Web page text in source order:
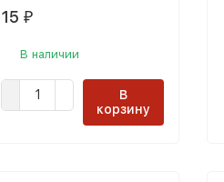
15 ₽
В наличии
В
корзину